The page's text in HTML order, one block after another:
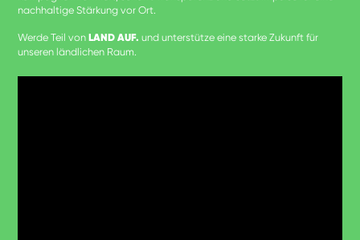
nachhaltige Stärkung vor Ort.
Werde Teil vonLAND AUF. und unterstütze eine starke Zukunft für
unseren ländlichen Raum.